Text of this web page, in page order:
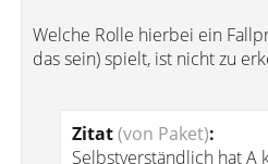
Welche Rolle hierbei ein
das sein) spielt, ist nicht zu
Zitat(von Paket):
Selbstverständlich hat A